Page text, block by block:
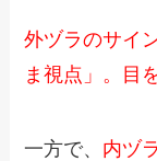
外ヅラのサイ
ま視点」。目
一方で、 内ヅ